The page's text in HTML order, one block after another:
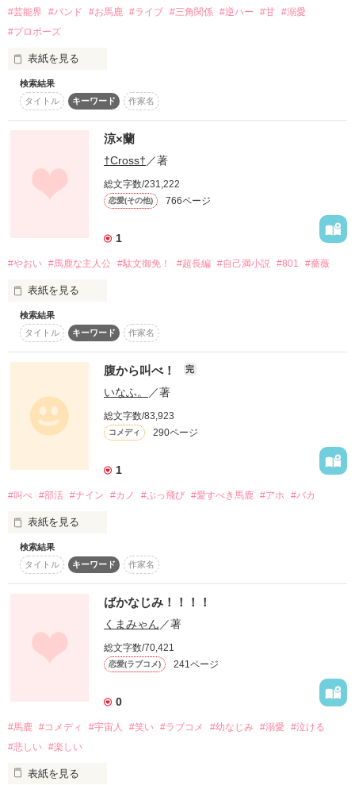
自分の馬鹿さ加減に情けなくなる。
つまらない、面白くない
直ぐに退出されて下さい。
宜しくお願い致します。
⭕読み直してみたら
自分にしかわからない書き方を
していると思い、修正しました。
それでも？と、思われましたら
すみません。(2026年5月28日)
物心ついた時には
両親は他界
兄と二人だった。
何十年も繁栄する
糸風グループが流(はる)の生まれた家
誰に強制されたわけでもなく
流(はる)自体が勉学を好み
ピアノよりエレクトーンを
創作料理よりも家庭料理を好む
ただ···自分自身…に興味がない？
何かを心ゆくまで
愛する？
糸風グループの社長
頭脳明晰
流(はる)以外には、冷酷冷淡。
流の事は、大事に大切にしている。
一を聞けば、全てを…把握する琉生。
どう生きるのか······
#芸能界 #バンド #お馬鹿 #ライブ #三角関係 #逆ハー #甘 #溺愛
#プロポーズ
表紙を見る
優しかった近所のお兄ちゃん。
彼……とてもビッグになって
あたしの前に現れました。
駆け出しミュージシャン
新沢 咲良
Shinzawa Sakura
×
超有名ロックバンド Fのメンバー
藤井 賢一
Fujii Kenichi
かっこよくてスマートで。
お馬鹿で豪快で。
そして、甘くて優しくって。
「我慢出来ねぇの？
「……馬鹿ぁッ!!」
検索結果
タイトル
キーワード 作家名
涼×蘭
†Cross† ／著
総文字数/231,222
恋愛(その他) 766ページ
1
#やおい #馬鹿な主人公 #駄文御免！ #超長編 #自己満小説 #801 #薔薇
表紙を見る
平凡だけど、全然平凡じゃない。
一体何なんだこの豪華な顔ぶれは。
言っとくがボーイズラブを馬鹿にしちゃいけないんだぜ？
駄文で申し訳ない。
『〜Unrequited love〜』
『眠り王子』
※只今編集中です。
検索結果
タイトル
キーワード 作家名
腹から叫べ！ 完
いなふ。 ／著
総文字数/83,923
コメディ 290ページ
1
#叫べ #部活 #ナイン #カノ #ぶっ飛び #愛すべき馬鹿 #アホ #バカ
表紙を見る
成績は真ん中、運動神経は平均的で地味な
ｼﾏﾀﾞｶﾉ
そんな彼の平凡な生活が
4人の男によっておびやかされてゆく。
ｻｷﾉ ﾅｲﾝ
崎野南音
有能なガリ勉男
検索結果
タイトル
キーワード 作家名
ばかなじみ！！！！
くまみゃん ／著
総文字数/70,421
恋愛(ラブコメ) 241ページ
0
#馬鹿 #コメディ #宇宙人 #笑い #ラブコメ #幼なじみ #溺愛 #泣ける
#悲しい #楽しい
表紙を見る